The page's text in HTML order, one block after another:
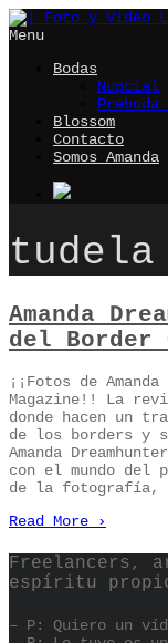
Menu
Bodas
Nupcial
Preboda
Blossom
Contacto
Somos Amanda
tudela
Amanda
del Border
¡¡Fotos de
Magazine!! La
donde hacen un
de los borders y
Amanda
con el mundo del
de la fotografía,
Read More
›
Freelancers,
espíritu
– P: Quiero un